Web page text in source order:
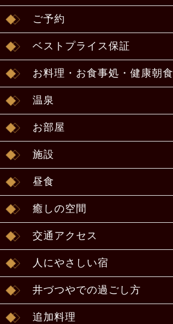
ご予約
ベストプライス保証
お料理・お食事処・健康朝食
温泉
お部屋
施設
昼食
癒しの空間
交通アクセス
人にやさしい宿
井づつやでの過ごし方
追加料理